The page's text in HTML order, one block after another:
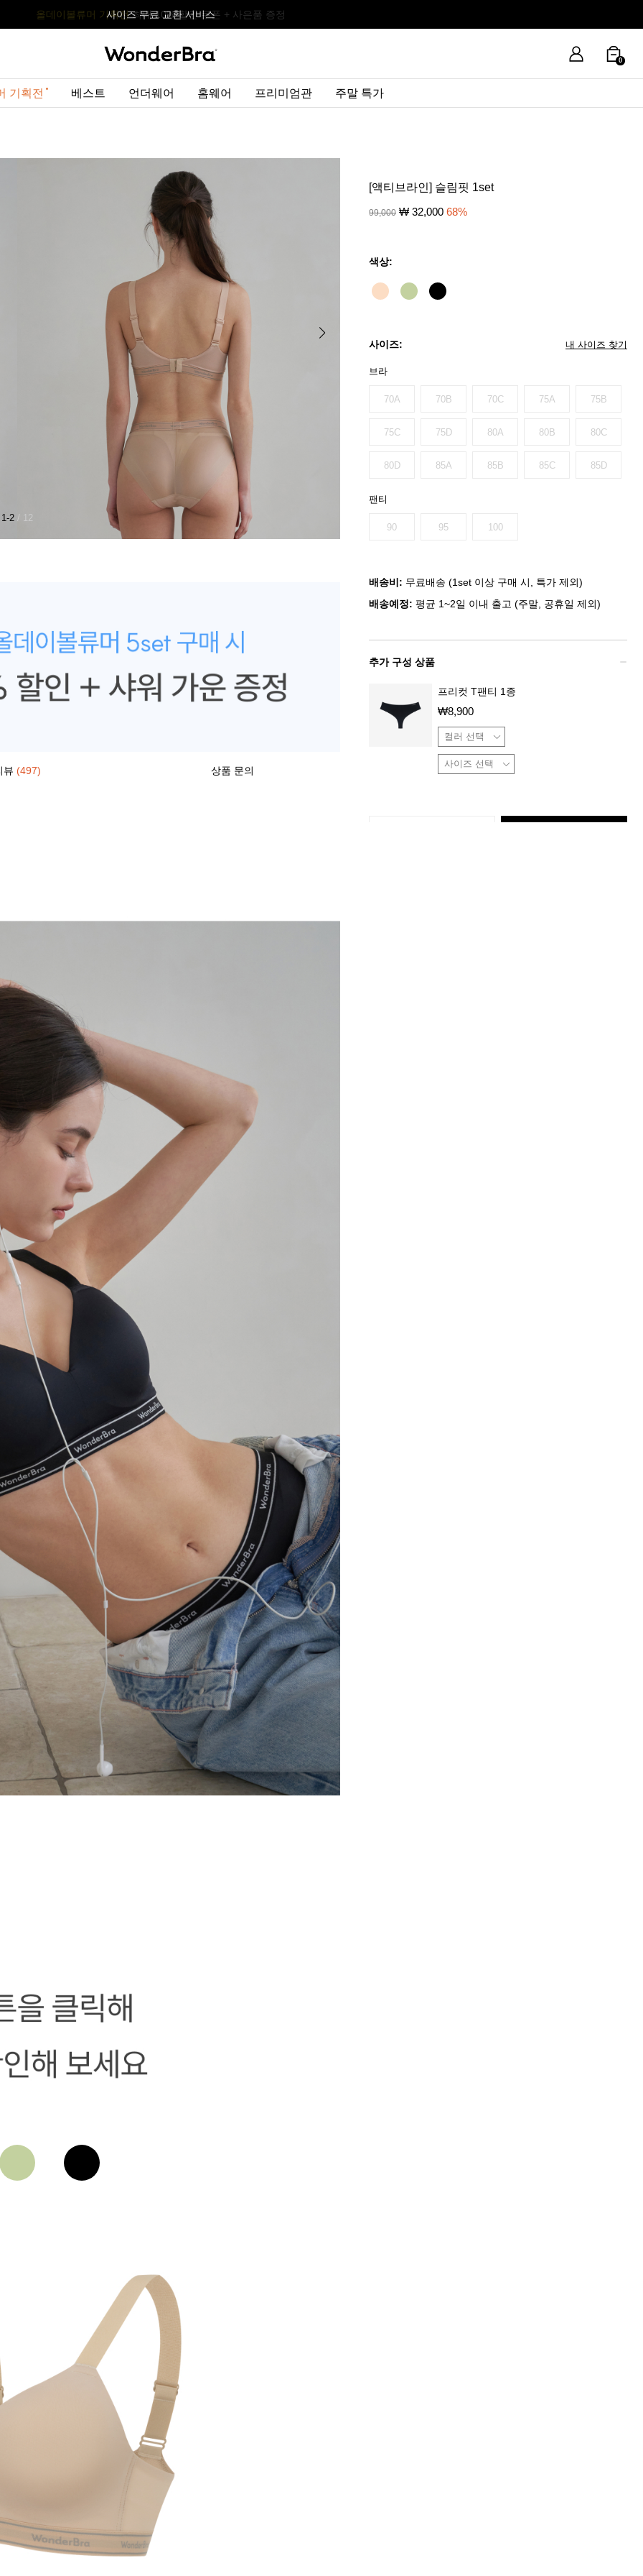
사이즈 무료 교환 서비스
올데이볼류머 기획전최대 10% 할인 쿠폰 + 사은품 증정
사이즈 무료 교환 서비스
올데이볼류머 기획전
0
기획전 베스트 언더웨어 홈웨어 프리미엄관 주말 특가
1-2 / 12
뷰 (497) 상품 문의
[액티브라인] 슬림핏 1set
99,000 ₩ 32,000 68%
색상:
사이즈: 내 사이즈 찾기
브라
70A 70B 70C 75A 75B
75C 75D 80A 80B 80C
80D 85A 85B 85C 85D
팬티
90 95 100
배송비: 무료배송 (1set 이상 구매 시, 특가 제외)
배송예정: 평균 1~2일 이내 출고 (주말, 공휴일 제외)
추가 구성 상품
프리컷 T팬티 1종
₩8,900